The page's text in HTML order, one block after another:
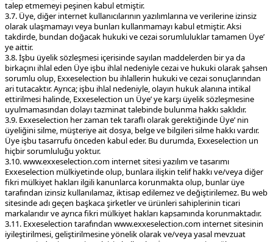
talep etmemeyi peşinen kabul etmiştir.
3.7. Üye, diğer internet kullanıcılarının yazılımlarına ve verilerine izinsiz
olarak ulaşmamayı veya bunları kullanmamayı kabul etmiştir. Aksi
takdirde, bundan doğacak hukuki ve cezai sorumluluklar tamamen Üye’
ye aittir.
3.8. İşbu üyelik sözleşmesi içerisinde sayılan maddelerden bir ya da
birkaçını ihlal eden Üye işbu ihlal nedeniyle cezai ve hukuki olarak şahsen
sorumlu olup, Exxeselection bu ihlallerin hukuki ve cezai sonuçlarından
ari tutacaktır. Ayrıca; işbu ihlal nedeniyle, olayın hukuk alanına intikal
ettirilmesi halinde, Exxeselection un Üye’ ye karşı üyelik sözleşmesine
uyulmamasından dolayı tazminat talebinde bulunma hakkı saklıdır.
3.9. Exxeselection her zaman tek taraflı olarak gerektiğinde Üye’ nin
üyeliğini silme, müşteriye ait dosya, belge ve bilgileri silme hakkı vardır.
Üye işbu tasarrufu önceden kabul eder. Bu durumda, Exxeselection un
hiçbir sorumluluğu yoktur.
3.10. www.exxeselection.com internet sitesi yazılım ve tasarımı
Exxeselection mülkiyetinde olup, bunlara ilişkin telif hakkı ve/veya diğer
fikri mülkiyet hakları ilgili kanunlarca korunmakta olup, bunlar üye
tarafından izinsiz kullanılamaz, iktisap edilemez ve değiştirilemez. Bu web
sitesinde adı geçen başkaca şirketler ve ürünleri sahiplerinin ticari
markalarıdır ve ayrıca fikri mülkiyet hakları kapsamında korunmaktadır.
3.11. Exxeselection tarafından www.exxeselection.com internet sitesinin
iyileştirilmesi, geliştirilmesine yönelik olarak ve/veya yasal mevzuat